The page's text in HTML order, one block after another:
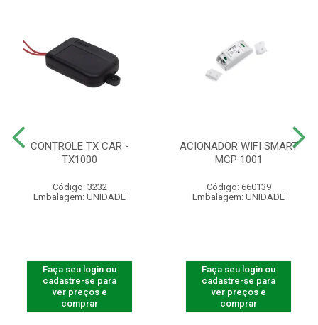
CONTROLE TX CAR -
TX1000
Código: 3232
Embalagem: UNIDADE
Faça seu login ou
cadastre-se para
ver preços e
comprar
ACIONADOR WIFI SMART
MCP 1001
Código: 660139
Embalagem: UNIDADE
Faça seu login ou
cadastre-se para
ver preços e
comprar